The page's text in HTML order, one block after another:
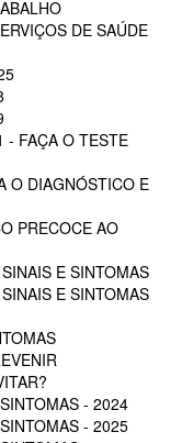
DE SAÚDE
- FAÇA O TESTE
O DIAGNÓSTICO E
PRECOCE AO
E SINTOMAS
E SINTOMAS
- 2024
- 2025